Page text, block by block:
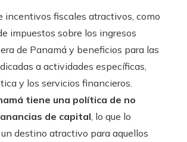
incentivos fiscales atractivos, como
impuestos sobre los ingresos
de Panamá y beneficios para las
a actividades específicas,
y los servicios financieros.
tiene una política de no
de capital , lo que lo
destino atractivo para aquellos